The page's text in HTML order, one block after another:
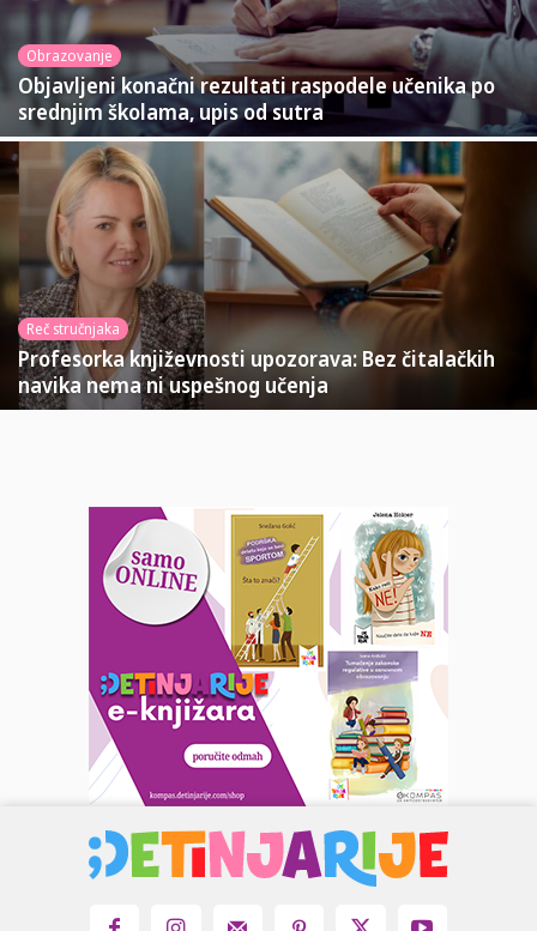
Obrazovanje
Objavljeni konačni rezultati raspodele učenika po
srednjim školama, upis od sutra
Reč stručnjaka
Profesorka književnosti upozorava: Bez čitalačkih
navika nema ni uspešnog učenja